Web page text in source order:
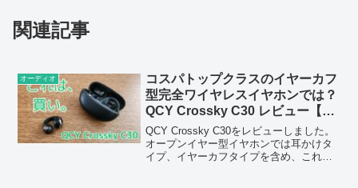
関連記事
オーディオ
コスパトップクラスのイヤーカフ
型完全ワイヤレスイヤホンでは？
QCY Crossky C30 レビュー【提
供 QCY】
QCY Crossky C30をレビューしました。
オープンイヤー型イヤホンでは耳かけタ
イプ、イヤーカフタイプを含め、これま